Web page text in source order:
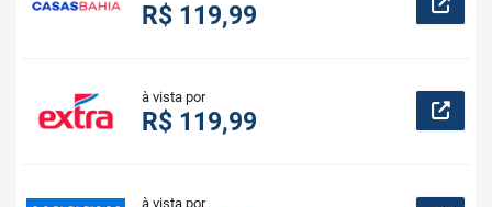
R$ 119,99
à vista por
R$ 119,99
à vista por